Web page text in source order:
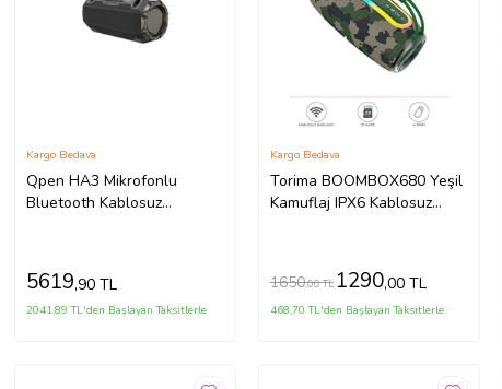
Qpen HA3 Mikrofonlu
Bluetooth Kablosuz
Kargo Bedava
5619,90 TL
2041,89 TL'den Başlayan Taksitlerle
Torima BOOMBOX680 Yeşil
Kamuflaj IPX6 Kablosuz
Kargo Bedava
1650,00 TL 1290,00 TL
468,70 TL'den Başlayan Taksitlerle